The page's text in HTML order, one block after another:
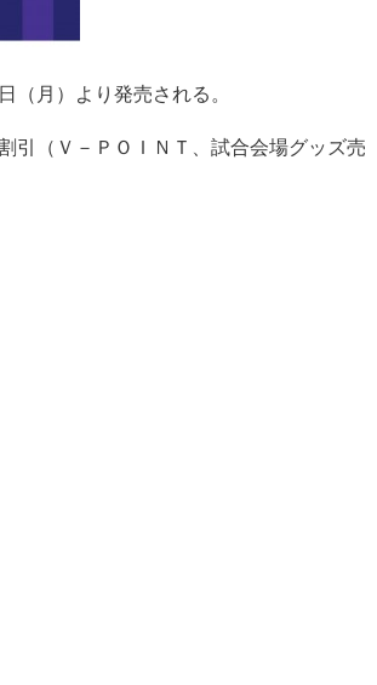
月）より発売される。
引（Ｖ－ＰＯＩＮＴ、試合会場グッズ売